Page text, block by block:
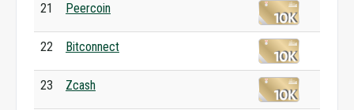
21 Peercoin
22 Bitconnect
23 Zcash